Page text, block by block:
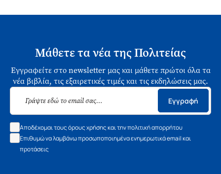
Μάθετε τα νέα της Πολιτείας
Εγγραφείτε στο newsletter μας και μάθετε πρώτοι όλα τα
νέα βιβλία, τις εξαιρετικές τιμές και τις εκδηλώσεις μας.
Εγγραφή
Αποδέχομαι τους όρους χρήσης και την πολιτική απορρήτου
Επιθυμώ να λαμβάνω προσωποποιημένα ενημερωτικά email και
προτάσεις